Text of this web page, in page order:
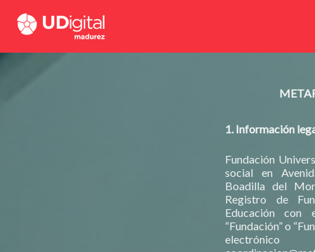
1. Información
Fundación
social en
Boadilla del
Registro de
Educación con
“Fundación” o